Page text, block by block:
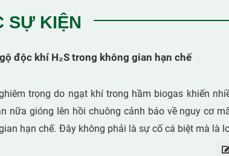
SỰ KIỆN
độc khí H₂S trong không gian hạn chế
trọng do ngạt khí trong hầm biogas khiến
nữa gióng lên hồi chuông cảnh báo về nguy cơ
hạn chế. Đây không phải là sự cố cá biệt mà là
nhiều lĩnh vực sản xuất, chăn nuôi, xử lý môi trường